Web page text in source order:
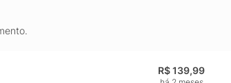
R$ 139,99